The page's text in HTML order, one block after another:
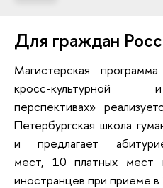
Для граждан
Магистерская
кросс-культурной
перспективах»
Петербургская школа
ипредлагает
мест, 10 платных мест
иностранцев при приеме в